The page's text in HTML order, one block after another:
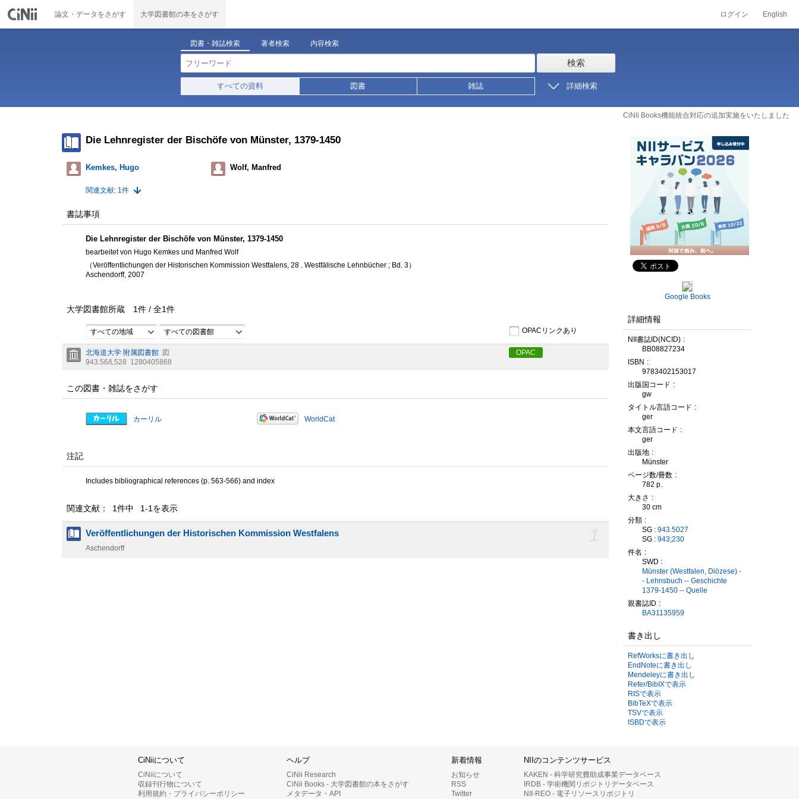
論文・データをさがす 大学図書館の本をさがす ログイン English
図書・雑誌検索 著者検索 内容検索
検索
すべての資料 図書 雑誌 詳細検索
CiNii Books機能統合対応の追加実施をいたしました
Die Lehnregister der Bischöfe von Münster, 1379-1450
Kemkes, Hugo Wolf, Manfred
関連文献: 1件
書誌事項
Die Lehnregister der Bischöfe von Münster, 1379-1450
bearbeitet von Hugo Kemkes und Manfred Wolf
（Veröffentlichungen der Historischen Kommission Westfalens, 28 . Westfälische Lehnbücher ; Bd. 3）
Aschendorff, 2007
大学図書館所蔵 1件 / 全1件
すべての地域 すべての図書館 OPACリンクあり
北海道大学 附属図書館 図
943.56/L528 1280405868
OPAC
この図書・雑誌をさがす
カーリル WorldCat
注記
Includes bibliographical references (p. 563-566) and index
関連文献： 1件中 1-1を表示
Veröffentlichungen der Historischen Kommission Westfalens
Aschendorff
Google Books
詳細情報
NII書誌ID(NCID)
BB08827234
ISBN
9783402153017
出版国コード
gw
タイトル言語コード
ger
本文言語コード
ger
出版地
Münster
ページ数/冊数
782 p.
大きさ
30 cm
分類
SG : 943.5027
SG : 943;230
件名
SWD :
Münster (Westfalen, Diözese) -
- Lehnsbuch -- Geschichte
1379-1450 -- Quelle
親書誌ID
BA31135959
書き出し
RefWorksに書き出し
EndNoteに書き出し
Mendeleyに書き出し
Refer/BibIXで表示
RISで表示
BibTeXで表示
TSVで表示
ISBDで表示
CiNiiについて
CiNiiについて
収録刊行物について
利用規約・プライバシーポリシー
ヘルプ
CiNii Research
CiNii Books - 大学図書館の本をさがす
メタデータ・API
新着情報
お知らせ
RSS
Twitter
NIIのコンテンツサービス
KAKEN - 科学研究費助成事業データベース
IRDB - 学術機関リポジトリデータベース
NII-REO - 電子リソースリポジトリ